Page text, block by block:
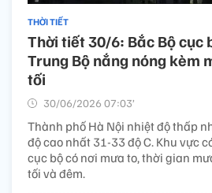
THỜI TIẾT
Thời tiết 30/6: Bắc Bộ cục
Trung Bộ nắng nóng kèm
tối
30/06/2026 07:03’
Thành phố Hà Nội nhiệt độ thấp
độ cao nhất 31-33 độ C. Khu vực
cục bộ có nơi mưa to, thời gian
tối và đêm.